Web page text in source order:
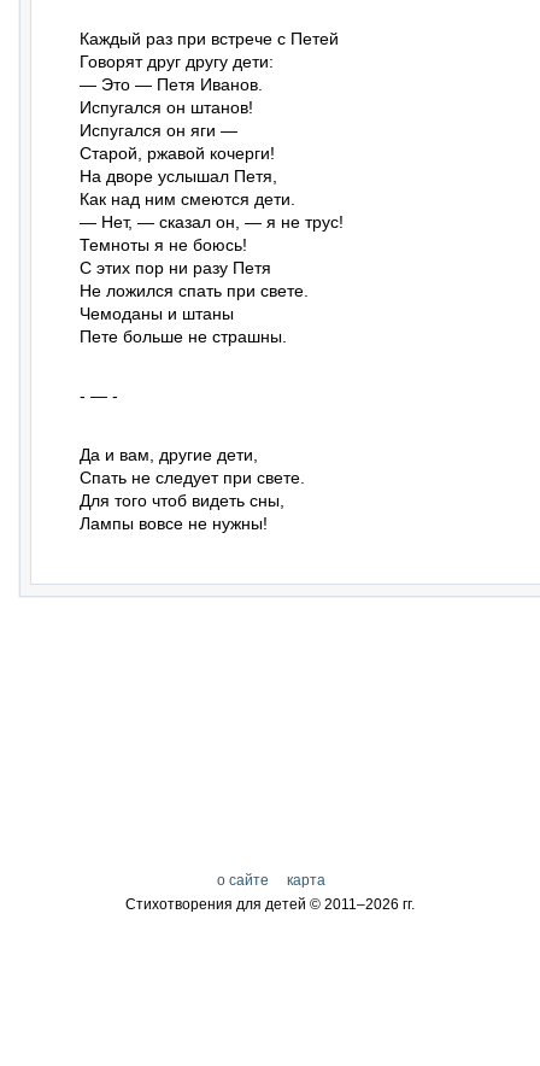
Каждый раз при встрече с Петей
Говорят друг другу дети:
— Это — Петя Иванов.
Испугался он штанов!
Испугался он яги —
Старой, ржавой кочерги!
На дворе услышал Петя,
Как над ним смеются дети.
— Нет, — сказал он, — я не трус!
Темноты я не боюсь!
С этих пор ни разу Петя
Не ложился спать при свете.
Чемоданы и штаны
Пете больше не страшны.
- — -
Да и вам, другие дети,
Спать не следует при свете.
Для того чтоб видеть сны,
Лампы вовсе не нужны!
о сайте
карта
Стихотворения для детей © 2011–2026 гг.